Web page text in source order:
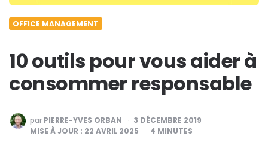
OFFICE MANAGEMENT
10 outils pour vous aider à
consommer responsable
PUBLIÉ
PAR
par PIERRE-YVES ORBAN
3 DÉCEMBRE 2019
MISE À JOUR : 22 AVRIL 2025 4 MINUTES